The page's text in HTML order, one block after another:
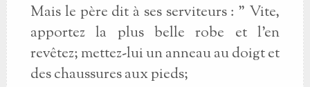
Mais le père dit à ses serviteurs : " Vite,
apportez la plus belle robe et l'en
revêtez; mettez-lui un anneau au doigt et
des chaussures aux pieds;